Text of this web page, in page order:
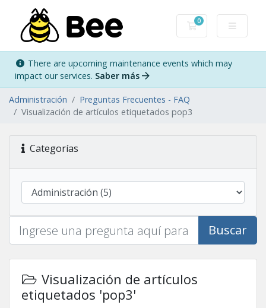
0
Carro de Pedidos
There are upcoming maintenance events which may
impact our services. Saber más
Administración
Preguntas Frecuentes - FAQ
Visualización de artículos etiquetados pop3
Categorías
Buscar
Visualización de artículos
etiquetados 'pop3'